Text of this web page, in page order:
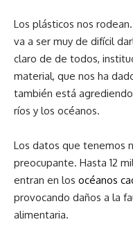
Los plásticos nos
va a ser muy de difícil
claro de de todos,
material, que nos ha
también está
ríos y los océanos.
Los datos que tenemos
preocupante. Hasta 12
entran en los océanos
provocando daños a la
alimentaria.